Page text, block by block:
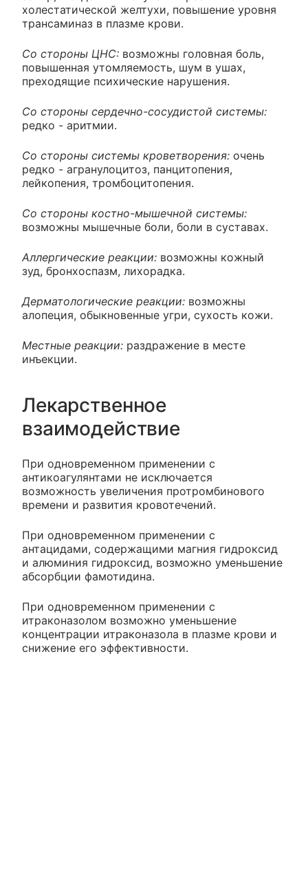
холестатической желтухи, повышение уровня
трансаминаз в плазме крови.
Со стороны ЦНС: возможны головная боль,
повышенная утомляемость, шум в ушах,
преходящие психические нарушения.
Со стороны сердечно-сосудистой системы:
редко - аритмии.
Со стороны системы кроветворения: очень
редко - агранулоцитоз, панцитопения,
лейкопения, тромбоцитопения.
Со стороны костно-мышечной системы:
возможны мышечные боли, боли в суставах.
Аллергические реакции: возможны кожный
зуд, бронхоспазм, лихорадка.
Дерматологические реакции: возможны
алопеция, обыкновенные угри, сухость кожи.
Местные реакции: раздражение в месте
инъекции.
Лекарственное
взаимодействие
При одновременном применении с
антикоагулянтами не исключается
возможность увеличения протромбинового
времени и развития кровотечений.
При одновременном применении с
антацидами, содержащими магния гидроксид
и алюминия гидроксид, возможно уменьшение
абсорбции фамотидина.
При одновременном применении с
итраконазолом возможно уменьшение
концентрации итраконазола в плазме крови и
снижение его эффективности.